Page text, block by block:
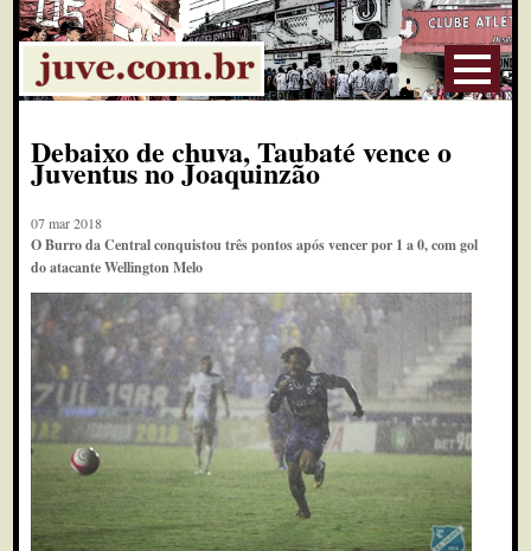
Debaixo de chuva, Taubaté vence o
Juventus no Joaquinzão
07 mar 2018
O Burro da Central conquistou três pontos após vencer por 1 a 0, com gol
do atacante Wellington Melo